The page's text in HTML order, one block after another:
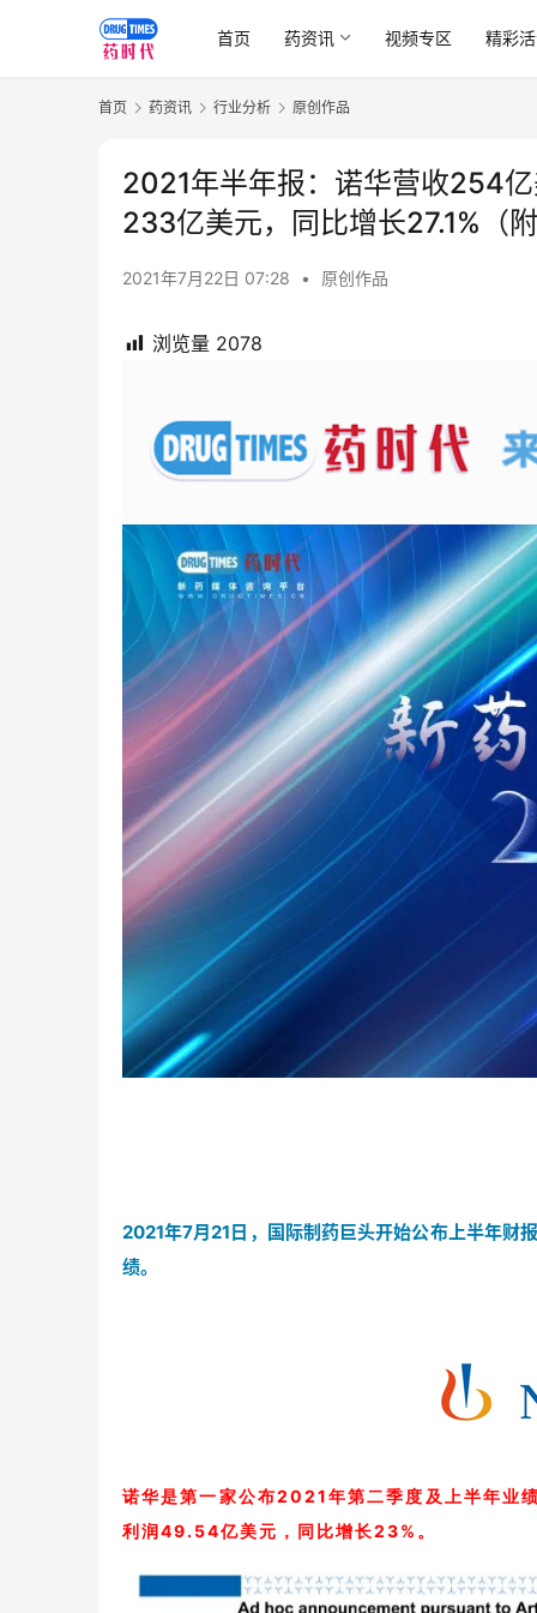
首页 药资讯 视频专区 精彩
首页 药资讯 行业分析 原创作品
2021年半年报：诺华营收254
233亿美元，同比增长27.1%（
2021年7月22日 07:28 • 原创作品
浏览量 2078
2021年7月21日，国际制药巨头开始公布上半年财
绩。
诺华是第一家公布2021年第二季度及上半年业
利润49.54亿美元，同比增长23%。